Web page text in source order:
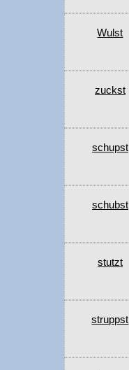
Wulst
zuckst
schupst
schubst
stutzt
struppst